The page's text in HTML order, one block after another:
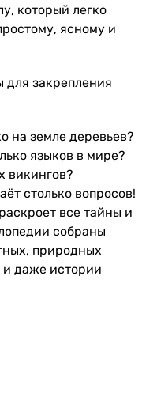
который легко
ясному и
для закрепления
на земле деревьев?
языков в мире?
викингов?
столько вопросов!
все тайны и
собраны
природных
и даже истории